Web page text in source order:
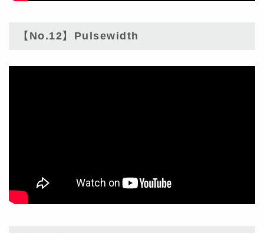
【No.12】Pulsewidth